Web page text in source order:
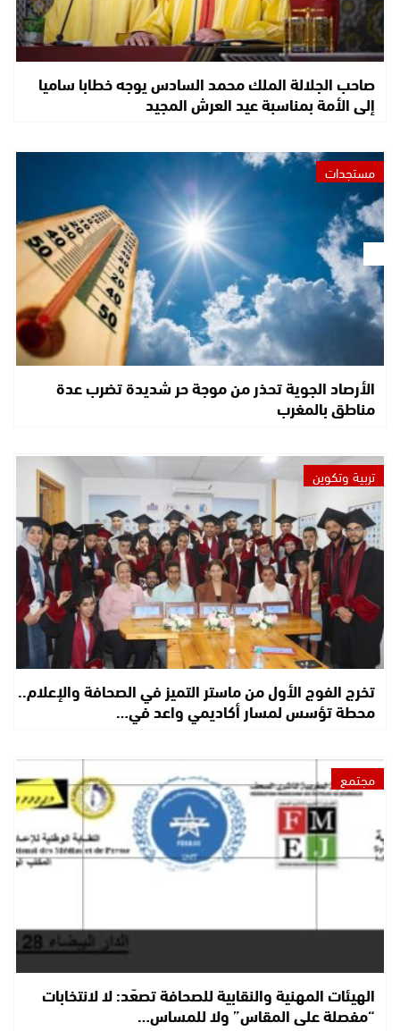
صاحب الجلالة الملك محمد السادس يوجه خطابا ساميا
إلى الأمة بمناسبة عيد العرش المجيد
مستجدات
الأرصاد الجوية تحذر من موجة حر شديدة تضرب عدة
مناطق بالمغرب
تربية وتكوين
تخرج الفوج الأول من ماستر التميز في الصحافة والإعلام..
محطة تؤسس لمسار أكاديمي واعد في…
مجتمع
الهيئات المهنية والنقابية للصحافة تصعّد: لا لانتخابات
“مفصلة على المقاس” ولا للمساس…